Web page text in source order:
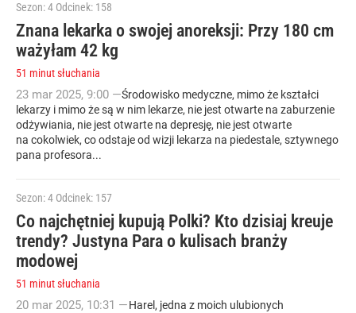
Sezon: 4 Odcinek: 158
Znana lekarka o swojej anoreksji: Przy 180 cm
ważyłam 42 kg
51 minut słuchania
23 mar 2025, 9:00 —Środowisko medyczne, mimo że kształci
lekarzy i mimo że są w nim lekarze, nie jest otwarte na zaburzenie
odżywiania, nie jest otwarte na depresję, nie jest otwarte
na cokolwiek, co odstaje od wizji lekarza na piedestale, sztywnego
pana profesora...
Sezon: 4 Odcinek: 157
Co najchętniej kupują Polki? Kto dzisiaj kreuje
trendy? Justyna Para o kulisach branży
modowej
51 minut słuchania
20 mar 2025, 10:31 —Harel, jedna z moich ulubionych